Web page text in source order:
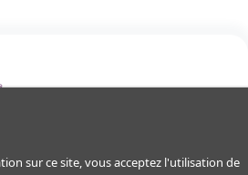
qui aident un proche.
sur ce site, vous acceptez l'utilisation de